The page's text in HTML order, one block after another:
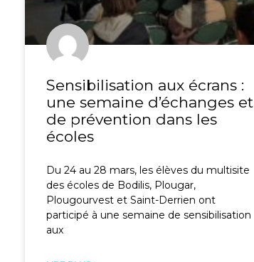
Sensibilisation aux écrans :
une semaine d’échanges et
de prévention dans les
écoles
Du 24 au 28 mars, les élèves du multisite
des écoles de Bodilis, Plougar,
Plougourvest et Saint-Derrien ont
participé à une semaine de sensibilisation
aux